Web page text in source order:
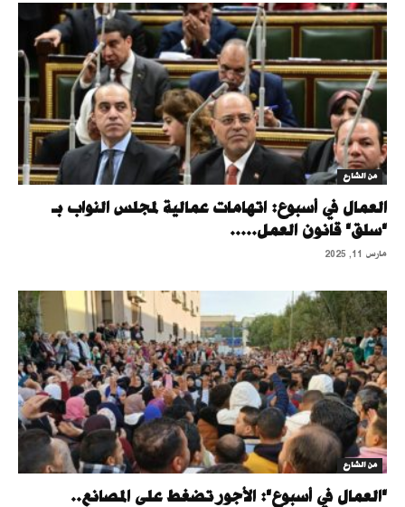
من الشارع
العمال في أسبوع: اتهامات عمالية لمجلس النواب بـ
"سلق" قانون العمل.....
مارس 11, 2025
من الشارع
"العمال في أسبوع": الأجور تضغط على المصانع..